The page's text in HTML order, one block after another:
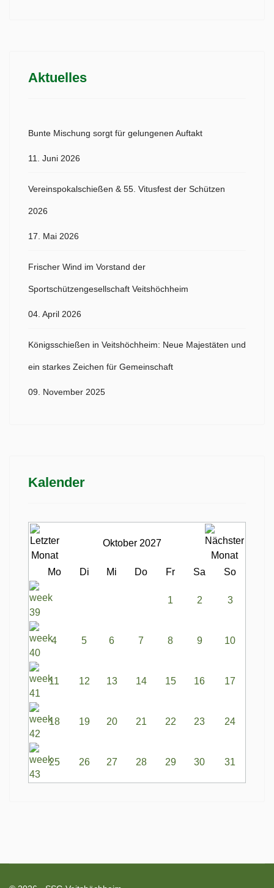
Aktuelles
Bunte Mischung sorgt für gelungenen Auftakt
11. Juni 2026
Vereinspokalschießen & 55. Vitusfest der Schützen
2026
17. Mai 2026
Frischer Wind im Vorstand der
Sportschützengesellschaft Veitshöchheim
04. April 2026
Königsschießen in Veitshöchheim: Neue Majestäten und
ein starkes Zeichen für Gemeinschaft
09. November 2025
Kalender
Oktober 2027
Mo Di Mi Do Fr Sa So
1 2 3
4 5 6 7 8 9 10
11 12 13 14 15 16 17
18 19 20 21 22 23 24
25 26 27 28 29 30 31